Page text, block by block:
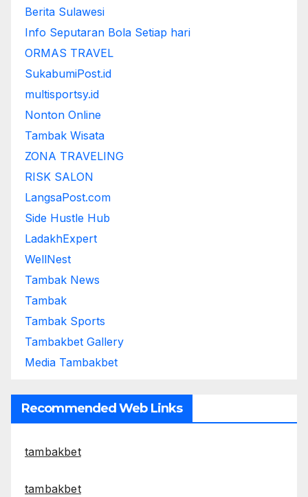
Berita Sulawesi
Info Seputaran Bola Setiap hari
ORMAS TRAVEL
SukabumiPost.id
multisportsy.id
Nonton Online
Tambak Wisata
ZONA TRAVELING
RISK SALON
LangsaPost.com
Side Hustle Hub
LadakhExpert
WellNest
Tambak News
Tambak
Tambak Sports
Tambakbet Gallery
Media Tambakbet
Recommended Web Links
tambakbet
tambakbet